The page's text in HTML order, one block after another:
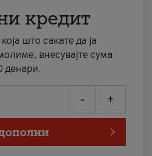
кредит
што сакате да ја
внесувајте сума
денари.
- +